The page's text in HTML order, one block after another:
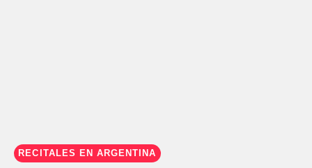
RECITALES EN ARGENTINA